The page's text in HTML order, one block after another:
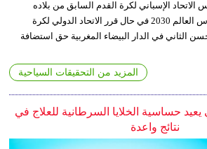
الإسباني لكرة القدم السابق من بلاده
الانسحاب من استضافة كأس العالم 2030 في حال قرر الاتحاد الدولي لكرة
الثاني في الدار البيضاء المغربية حق استضافة
المزيد من التحقيقات السياحية
حساسية الخلايا السرطانية للعلاج في
نتائج واعدة